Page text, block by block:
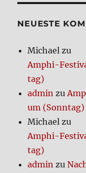
NEUE­STE
Michael zu
Amphi-
tag)
admin zu
um (Sonn­tag)
Michael zu
Amphi-
tag)
admin zu